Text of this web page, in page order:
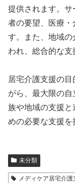
提供されます。サ
者の要望、医療・
す。また、地域
われ、総合的な支
居宅介護支援の
がら、最大限の
族や地域の支援と
めの必要な支援を
未分類
メディケア居宅介護